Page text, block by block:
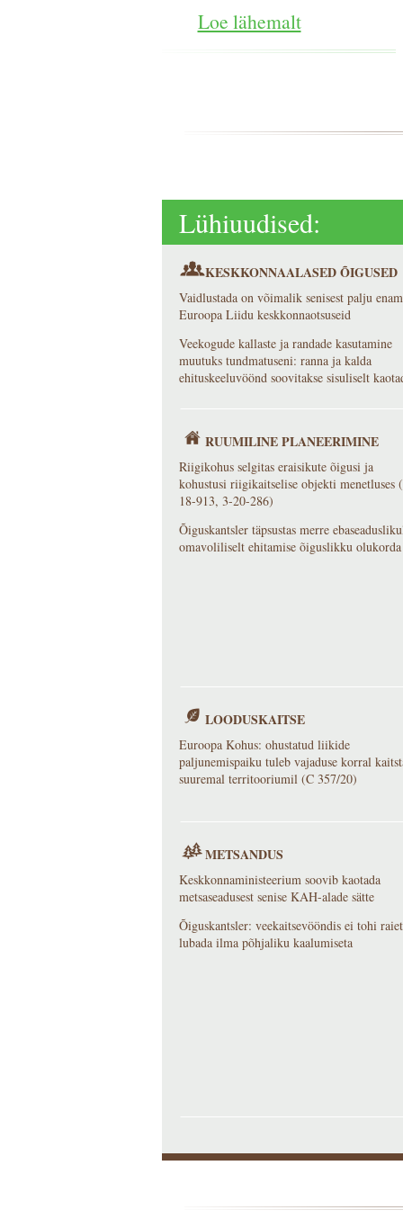
Loe lähemalt
Lühiuudised:
KESKKONNAALASED ÕIGUSED
Vaidlustada on võimalik senisest palju
Euroopa Liidu keskkonnaotsuseid
Veekogude kallaste ja randade kasutamine
muutuks tundmatuseni: ranna ja kalda
ehituskeeluvöönd soovitakse sisuliselt
RUUMILINE PLANEERIMINE
Riigikohus selgitas eraisikute õigusi ja
kohustusi riigikaitselise objekti menetluses
18-913, 3-20-286)
Õiguskantsler täpsustas merre
omavoliliselt ehitamise õiguslikku olukorda
LOODUSKAITSE
Euroopa Kohus: ohustatud liikide
paljunemispaiku tuleb vajaduse korral
suuremal territooriumil (C 357/20)
METSANDUS
Keskkonnaministeerium soovib kaotada
metsaseadusest senise KAH-alade sätte
Õiguskantsler: veekaitsevööndis ei tohi raiet
lubada ilma põhjaliku kaalumiseta